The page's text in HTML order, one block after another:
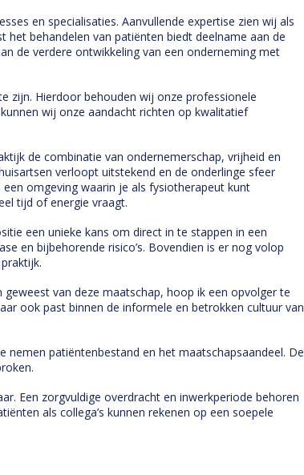
en specialisaties. Aanvullende expertise zien wij als
behandelen van patiënten biedt deelname aan de
de verdere ontwikkeling van een onderneming met
zijn. Hierdoor behouden wij onze professionele
wij onze aandacht richten op kwalitatief
de combinatie van ondernemerschap, vrijheid en
verloopt uitstekend en de onderlinge sfeer
omgeving waarin je als fysiotherapeut kunt
tijd of energie vraagt.
een unieke kans om direct in te stappen in een
en bijbehorende risico’s. Bovendien is er nog volop
van deze maatschap, hoop ik een opvolger te
ook past binnen de informele en betrokken cultuur van
patiëntenbestand en het maatschapsaandeel. De
Een zorgvuldige overdracht en inwerkperiode behoren
als collega’s kunnen rekenen op een soepele